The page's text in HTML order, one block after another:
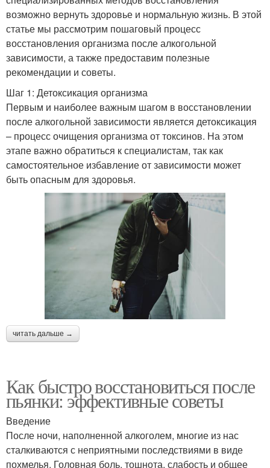
возможно вернуть здоровье и нормальную жизнь. В этой
статье мы рассмотрим пошаговый процесс
восстановления организма после алкогольной
зависимости, а также предоставим полезные
рекомендации и советы.
Шаг 1: Детоксикация организма
Первым и наиболее важным шагом в восстановлении
после алкогольной зависимости является детоксикация
– процесс очищения организма от токсинов. На этом
этапе важно обратиться к специалистам, так как
самостоятельное избавление от зависимости может
быть опасным для здоровья.
читать дальше →
Как быстро восстановиться после
пьянки: эффективные советы
Введение
После ночи, наполненной алкоголем, многие из нас
сталкиваются с неприятными последствиями в виде
похмелья. Головная боль, тошнота, слабость и общее